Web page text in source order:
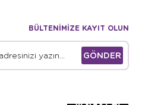
BÜLTENİMİZE KAYIT OLUN
GÖNDER